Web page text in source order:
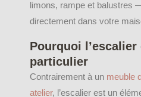
limons, rampe et balustres
directement dans votre
Pourquoi
particulier
Contrairement à un meuble
atelier, l’escalier est un